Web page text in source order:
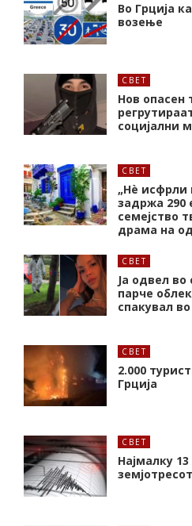
Во Грција
возење
СВЕТ
Нов опасен
социјални
СВЕТ
„Нѐ исфрли
задржа 290
семејство
драма на
СВЕТ
Ја одвел во
парче
спакувал
СВЕТ
2.000
Грција
СВЕТ
Најмалку